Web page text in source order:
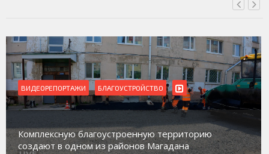
ВИДЕОРЕПОРТАЖИ БЛАГОУСТРОЙСТВО
Комплексную благоустроенную территорию
создают в одном из районов Магадана